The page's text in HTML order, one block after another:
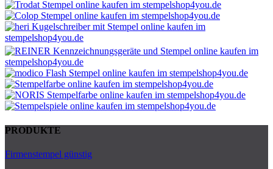
PRODUKTE
Firmenstempel günstig